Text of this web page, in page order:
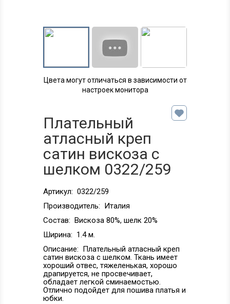
Цвета могут отличаться в зависимости от
настроек монитора
Плательный
атласный креп
сатин вискоза с
шелком 0322/259
Артикул: 0322/259
Производитель: Италия
Состав: Вискоза 80%, шелк 20%
Ширина: 1.4 м.
Описание: Плательный атласный креп
сатин вискоза с шелком. Ткань имеет
хороший отвес, тяжеленькая, хорошо
драпируется, не просвечивает,
обладает легкой сминаемостью.
Отлично подойдет для пошива платья и
юбки.